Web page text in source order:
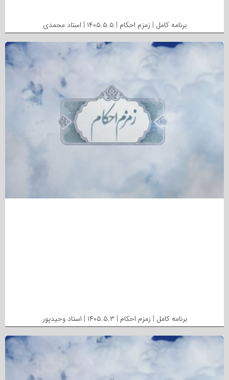
برنامه کامل | زمزم احکام | ۱۴۰۵.۵.۵ | استاد محمدی
برنامه کامل | زمزم احکام | ۱۴۰۵.۵.۳ | استاد وحیدپور